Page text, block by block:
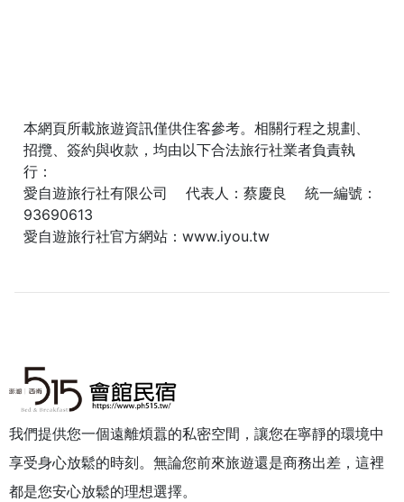
本網頁所載旅遊資訊僅供住客參考。相關行程之規劃、
招攬、簽約與收款，均由以下合法旅行社業者負責執
行：
愛自遊旅行社有限公司 代表人：蔡慶良 統一編號：
93690613
愛自遊旅行社官方網站： www.iyou.tw
我們提供您一個遠離煩囂的私密空間，讓您在寧靜的環境中
享受身心放鬆的時刻。無論您前來旅遊還是商務出差，這裡
都是您安心放鬆的理想選擇。